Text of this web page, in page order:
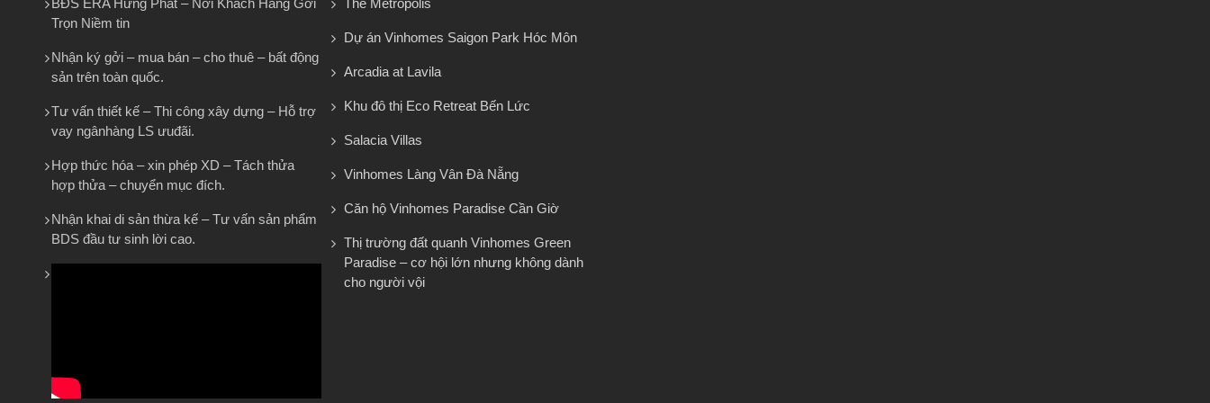
BĐS ERA Hưng Phát – Nơi Khách Hàng Gởi
Trọn Niềm tin
Nhận ký gởi – mua bán – cho thuê – bất động
sản trên toàn quốc.
Tư vấn thiết kế – Thi công xây dựng – Hỗ trợ
vay ngânhàng LS ưuđãi.
Hợp thức hóa – xin phép XD – Tách thửa
hợp thửa – chuyển mục đích.
Nhận khai di sản thừa kế – Tư vấn sản phẩm
BDS đầu tư sinh lời cao.
The Metropolis
Dự án Vinhomes Saigon Park Hóc Môn
Arcadia at Lavila
Khu đô thị Eco Retreat Bến Lức
Salacia Villas
Vinhomes Làng Vân Đà Nẵng
Căn hộ Vinhomes Paradise Cần Giờ
Thị trường đất quanh Vinhomes Green
Paradise – cơ hội lớn nhưng không dành
cho người vội